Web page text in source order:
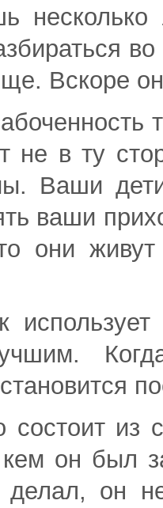
Вскоре
не в ту
Ваши
ваши
они
состоит из
он был
он